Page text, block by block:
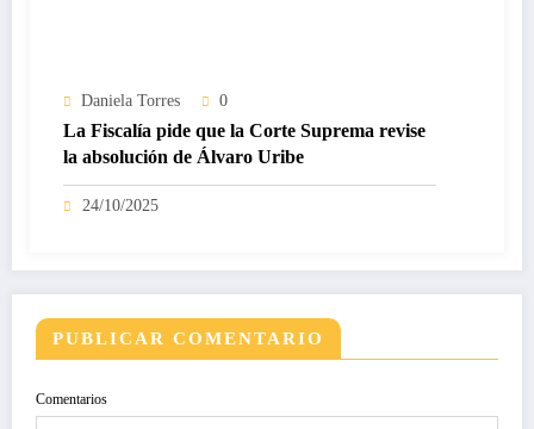
Daniela Torres 0
La Fiscalía pide que la Corte Suprema revise
la absolución de Álvaro Uribe
24/10/2025
PUBLICAR COMENTARIO
Comentarios